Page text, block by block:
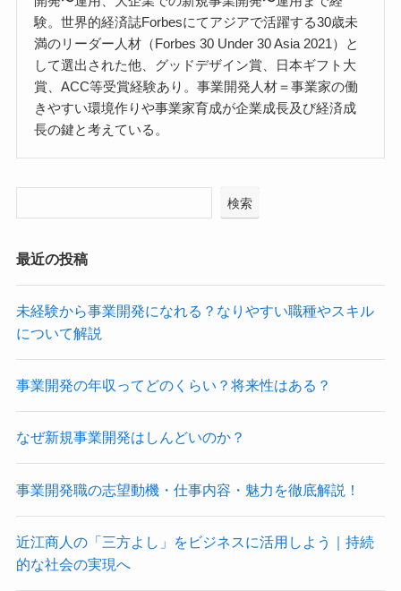
験。世界的経済誌Forbesにてアジアで活躍する30歳未
満のリーダー人材（Forbes 30 Under 30 Asia 2021）と
して選出された他、グッドデザイン賞、日本ギフト大
賞、ACC等受賞経験あり。事業開発人材＝事業家の働
きやすい環境作りや事業家育成が企業成長及び経済成
長の鍵と考えている。
検索
最近の投稿
未経験から事業開発になれる？なりやすい職種やスキル
について解説
事業開発の年収ってどのくらい？将来性はある？
なぜ新規事業開発はしんどいのか？
事業開発職の志望動機・仕事内容・魅力を徹底解説！
近江商人の「三方よし」をビジネスに活用しよう｜持続
的な社会の実現へ